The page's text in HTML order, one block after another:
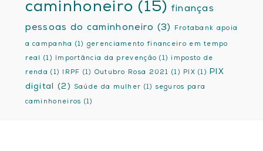
caminhoneiro (15) finanças
pessoas do caminhoneiro (3) Frotabank apoia
a campanha (1) gerenciamento financeiro em tempo
real (1) Importância da prevenção (1) imposto de
renda (1) IRPF (1) Outubro Rosa 2021 (1) PIX (1)
PIX
digital (2) Saúde da mulher (1) seguros para
caminhoneiros (1)